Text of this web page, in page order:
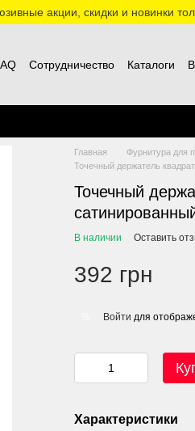
акции, скидки и новинки
Сотрудничество Каталоги
Главная Фурнитура для
Точечный держатель
Точечный
В наличии Оставить
392 грн
Войти для
Характеристики